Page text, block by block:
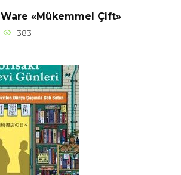
«Mükemmel Çift»
383